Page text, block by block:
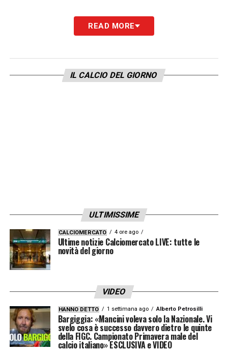
READ MORE
IL CALCIO DEL GIORNO
ULTIMISSIME
CALCIOMERCATO 4 ore ago
Ultime notizie Calciomercato LIVE: tutte le
novità del giorno
VIDEO
HANNO DETTO 1 settimana ago Alberto Petrosilli
Bargiggia: «Mancini voleva solo la Nazionale. Vi
svelo cosa è successo davvero dietro le quinte
della FIGC. Campionato Primavera male del
calcio italiano» ESCLUSIVA e VIDEO